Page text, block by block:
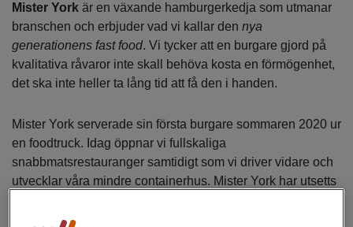
Mister York är en växande hamburgerkedja som utmanar
branschen och erbjuder vad vi kallar den nya
generationens fast food. Vi tycker att en burgare gjord på
kvalitativa råvaror inte skall behöva kosta en förmögenhet,
det ska inte heller ta lång tid att få den i handen.
Mister York serverade sin första burgare sommaren 2020 ur
en foodtruck. Idag öppnar vi fullskaliga
snabbmatsrestauranger samtidigt som vi driver vidare och
utvecklar våra mindre containerhus. Mister York har utsetts
något vi är väldigt stolta över!